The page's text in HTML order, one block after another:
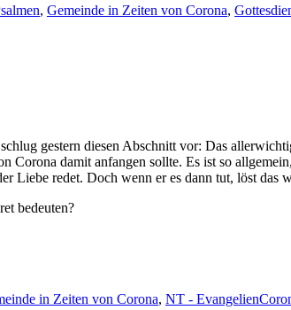
, Gemeinde in Zeiten von Corona,
gestern diesen Abschnitt vor: Das
Coro­na damit anfan­gen sollte. Es ist so
Liebe redet. Doch wenn er es dann tut, löst das
bedeuten?
in Zeiten von Corona, NT - Evangelien